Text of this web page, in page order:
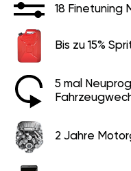
18 Finetuning
Bis zu 15%
5 mal
2 Jahre